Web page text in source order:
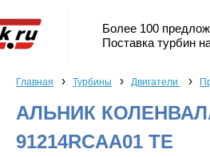
Более 100
Поставка турбин
Главная › Турбины › Двигатели ›
АЛЬНИК КОЛЕНВАЛА
91214RCAA01 TE